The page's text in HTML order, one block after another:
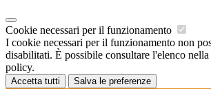
Cookie necessari per il funzionamento
I cookie necessari per il funzionamento non
disabilitati. È possibile consultare l'elenco
policy.
Accetta tutti Salva le preferenze